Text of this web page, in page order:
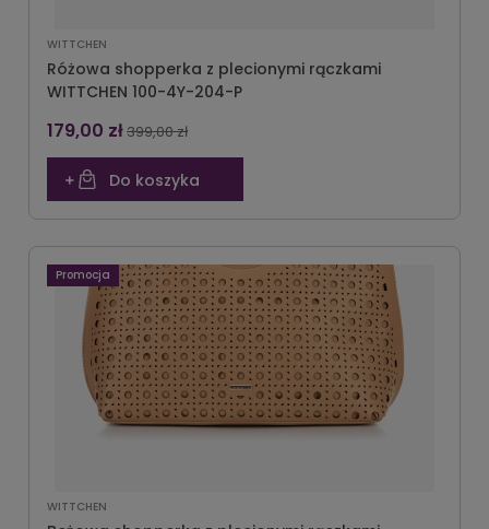
WITTCHEN
Różowa shopperka z plecionymi rączkami
WITTCHEN 100-4Y-204-P
179,00 zł399,00 zł
Do koszyka
WITTCHEN
Promocja